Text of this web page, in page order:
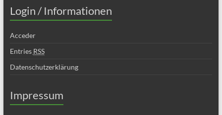
Login / Informationen
Acceder
Entries RSS
Datenschutzerklärung
Impressum